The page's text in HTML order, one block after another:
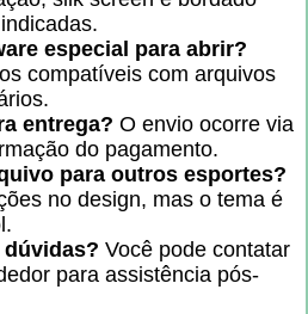
especial para abrir?
compatíveis com arquivos
entrega? O envio ocorre via
do pagamento.
para outros esportes?
no design, mas o tema é
dúvidas? Você pode contatar
para assistência pós-